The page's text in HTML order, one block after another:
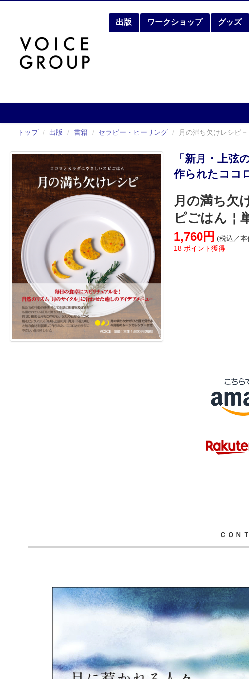
出版 ワークショップ グッズ
トップ / 出版 / 書籍 / セラピー・ヒーリング / 月の満ち欠けレシピ
「新月・上弦
作られたココ
月の満ち欠
ピごはん￤
1,760円 (税込／
18 ポイント獲得
ＣＯＮ